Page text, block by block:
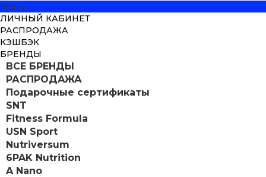
Меню
ЛИЧНЫЙ КАБИНЕТ
РАСПРОДАЖА
КЭШБЭК
БРЕНДЫ
ВСЕ БРЕНДЫ
РАСПРОДАЖА
Подарочные сертификаты
SNT
Fitness Formula
USN Sport
Nutriversum
6PAK Nutrition
A Nano